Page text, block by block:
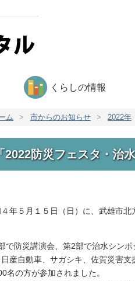
くらしの情報
ム > 市からのお知らせ > 2022年
「2022防災フェスタ・治
年５月１５日（日）に、武雄市
で防災講演会、第2部で治水シン
日産自動車、サガシキ、佐賀災害
名の方が参加されました。